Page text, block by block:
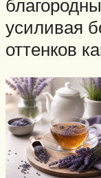
усиливая
оттенков